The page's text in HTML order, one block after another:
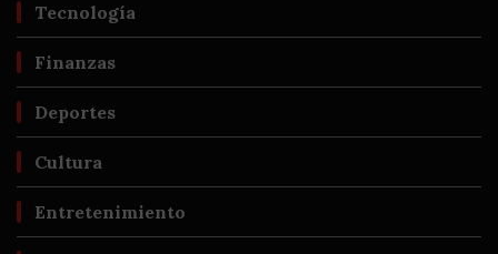
Tecnología
Finanzas
Deportes
Cultura
Entretenimiento